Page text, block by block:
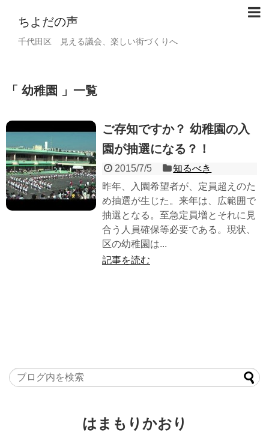
ちよだの声
千代田区 見える議会、楽しい街づくりへ
幼稚園 一覧
ご存知ですか？ 幼稚園の入
園が抽選になる？！
2015/7/5
知るべき
昨年、入園希望者が、定員超えのた
め抽選が生じた。来年は、広範囲で
抽選となる。至急定員増とそれに見
合う人員確保等必要である。現状、
区の幼稚園は...
記事を読む
はまもりかおり